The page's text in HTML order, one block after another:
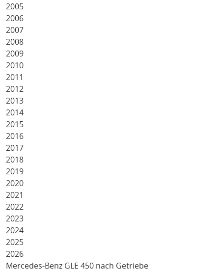
2005
2006
2007
2008
2009
2010
2011
2012
2013
2014
2015
2016
2017
2018
2019
2020
2021
2022
2023
2024
2025
2026
Mercedes-Benz GLE 450 nach Getriebe